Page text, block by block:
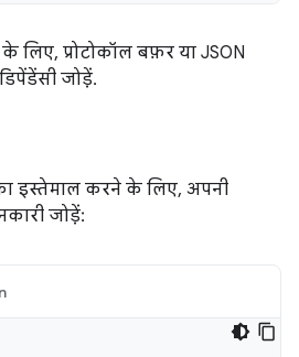
लिए, प्रोटोकॉल बफ़र या JSON
जोड़ें.
इस्तेमाल करने के लिए, अपनी
जोड़ें: